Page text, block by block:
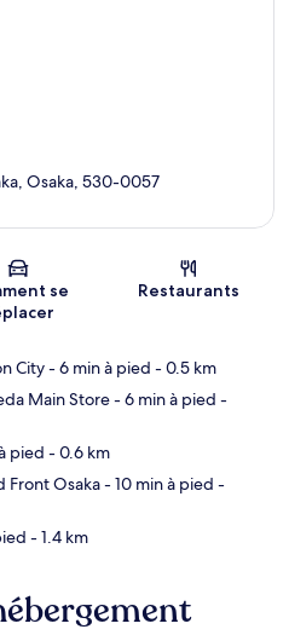
Carte
Osaka, 530-0057
se
Restaurants
City- 6 min à pied - 0.5 km
Main Store- 6 min à pied -
pied - 0.6 km
Front Osaka- 10 min à pied -
- 1.4 km